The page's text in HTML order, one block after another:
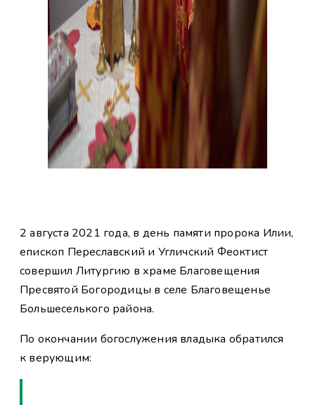
2 августа 2021 года, в день памяти пророка Илии,
епископ Переславский и Угличский Феоктист
совершил Литургию в храме Благовещения
Пресвятой Богородицы в селе Благовещенье
Большеселького района.
По окончании богослужения владыка обратился
к верующим: